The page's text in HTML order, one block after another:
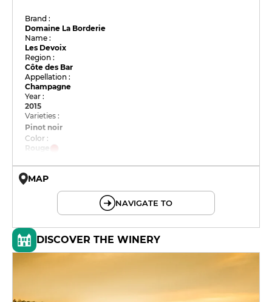
Brand :
Domaine La Borderie
Name :
Les Devoix
Region :
Côte des Bar
Appellation :
Champagne
Year :
2015
Varieties :
Pinot noir
Color :
Rouge
MAP
NAVIGATE TO
DISCOVER THE WINERY